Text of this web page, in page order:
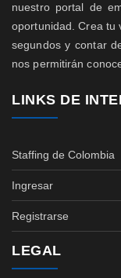
nuestro portal de
oportunidad. Crea tu
segundos y contar
nos permitirán
LINKS DE
Staffing de Colombia
Ingresar
Registrarse
LEGAL